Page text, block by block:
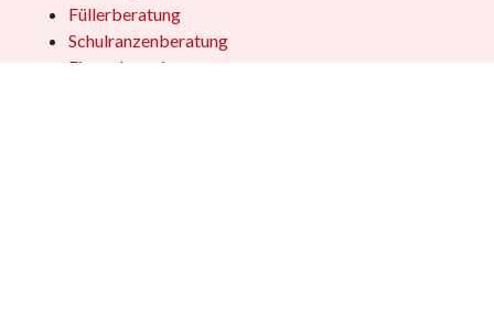
Füllerberatung
Schulranzenberatung
Einpackservice